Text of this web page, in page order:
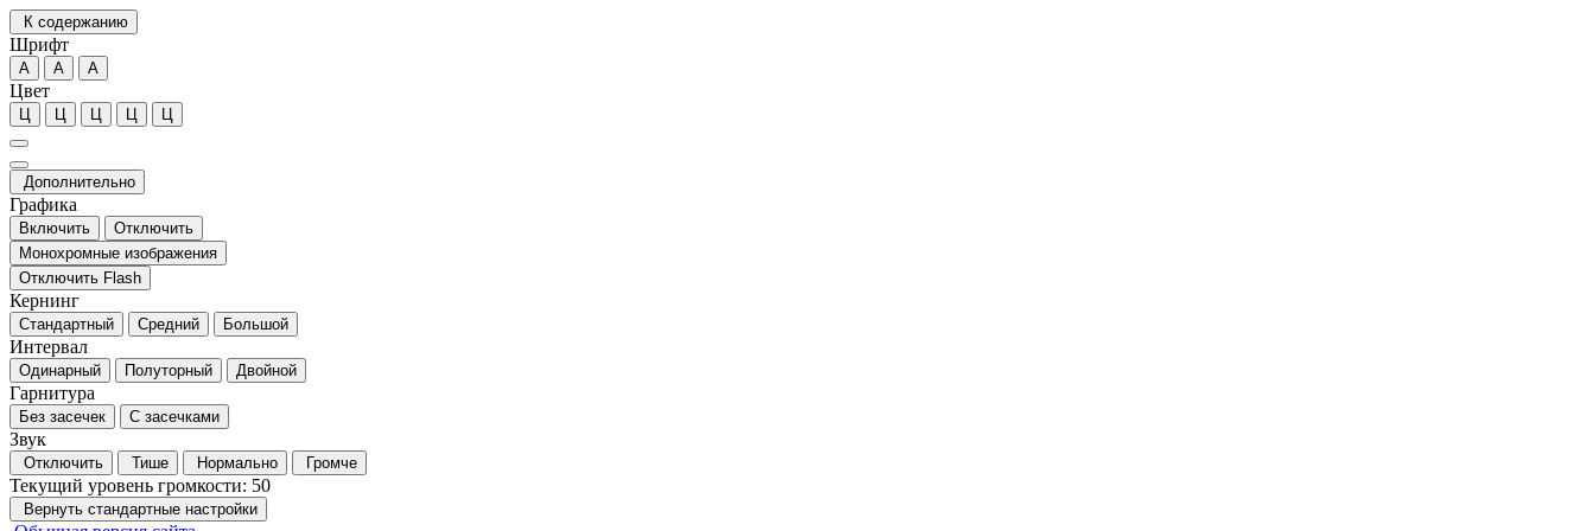
К содержанию
Шрифт
А А А
Цвет
Ц Ц Ц Ц Ц
Дополнительно
Графика
Включить
Отключить
Монохромные изображения
Отключить Flash
Кернинг
Стандартный Средний Большой
Интервал
Одинарный Полуторный Двойной
Гарнитура
Без засечек С засечками
Звук
Отключить Тише Нормально Громче
Текущий уровень громкости: 50
Вернуть стандартные настройки